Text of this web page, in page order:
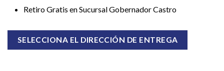
Retiro Gratis en Sucursal Gobernador Castro
SELECCIONA EL DIRECCIÓN DE ENTREGA